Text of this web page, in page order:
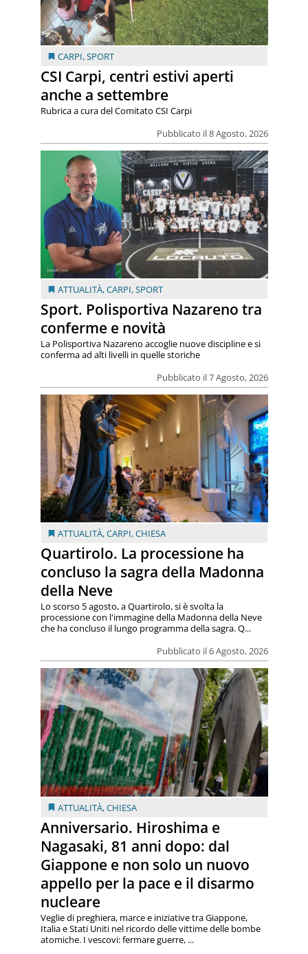
CARPI,SPORT
CSI Carpi, centri estivi aperti
anche a settembre
Pubblicato il 8 Agosto, 2026
Rubrica a cura del Comitato CSI Carpi
ATTUALITÀ,CARPI,SPORT
Sport. Polisportiva Nazareno tra
conferme e novità
Pubblicato il 7 Agosto, 2026
La Polisportiva Nazareno accoglie nuove discipline e si
conferma ad alti livelli in quelle storiche
ATTUALITÀ,CARPI,CHIESA
Quartirolo. La processione ha
concluso la sagra della Madonna
della Neve
Pubblicato il 6 Agosto, 2026
Lo scorso 5 agosto, a Quartirolo, si è svolta la
processione con l'immagine della Madonna della Neve
che ha concluso il lungo programma della sagra. Q...
ATTUALITÀ,CHIESA
Anniversario. Hiroshima e
Nagasaki, 81 anni dopo: dal
Giappone e non solo un nuovo
appello per la pace e il disarmo
nucleare
Veglie di preghiera, marce e iniziative tra Giappone,
Italia e Stati Uniti nel ricordo delle vittime delle bombe
atomiche. I vescovi: fermare guerre, ...